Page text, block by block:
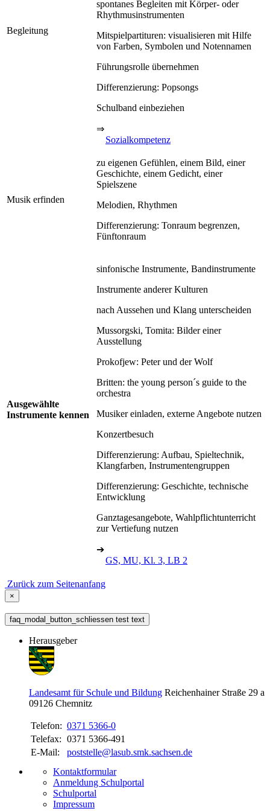
Begleitung
spontanes Begleiten mit Körper- oder
Rhythmusinstrumenten
Mitspielpartituren: visualisieren mit Hilfe
von Farben, Symbolen und Notennamen
Führungsrolle übernehmen
Differenzierung: Popsongs
Schulband einbeziehen
⇒
Sozialkompetenz
Musik erfinden
zu eigenen Gefühlen, einem Bild, einer
Geschichte, einem Gedicht, einer
Spielszene
Melodien, Rhythmen
Differenzierung: Tonraum begrenzen,
Fünftonraum
Ausgewählte
Instrumente kennen
sinfonische Instrumente, Bandinstrumente
Instrumente anderer Kulturen
nach Aussehen und Klang unterscheiden
Mussorgski, Tomita: Bilder einer
Ausstellung
Prokofjew: Peter und der Wolf
Britten: the young person´s guide to the
orchestra
Musiker einladen, externe Angebote nutzen
Konzertbesuch
Differenzierung: Aufbau, Spieltechnik,
Klangfarben, Instrumentengruppen
Differenzierung: Geschichte, technische
Entwicklung
Ganztagesangebote, Wahlpflichtunterricht
zur Vertiefung nutzen
➔
GS, MU, Kl. 3, LB 2
Zurück zum Seitenanfang
×
faq_modal_button_schliessen test text
Herausgeber
Landesamt für Schule und Bildung Reichenhainer Straße 29 a
09126 Chemnitz
Telefon: 0371 5366-0
Telefax: 0371 5366-491
E-Mail:
poststelle@lasub.smk.sachsen.de
Kontaktformular
Anmeldung Schulportal
Schulportal
Impressum